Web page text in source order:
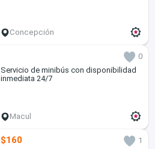
Concepción
0
Servicio de minibús con disponibilidad
inmediata 24/7
Macul
$160
1